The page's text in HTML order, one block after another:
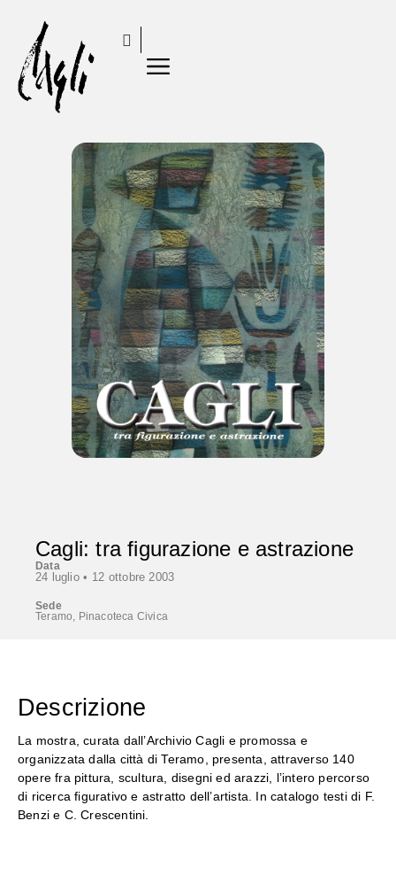
Cagli: tra figurazione e astrazione
Data
24 luglio • 12 ottobre 2003
Sede
Teramo, Pinacoteca Civica
Descrizione
La mostra, curata dall’Archivio Cagli e promossa e
organizzata dalla città di Teramo, presenta, attraverso 140
opere fra pittura, scultura, disegni ed arazzi, l’intero percorso
di ricerca figurativo e astratto dell’artista. In catalogo testi di F.
Benzi e C. Crescentini.